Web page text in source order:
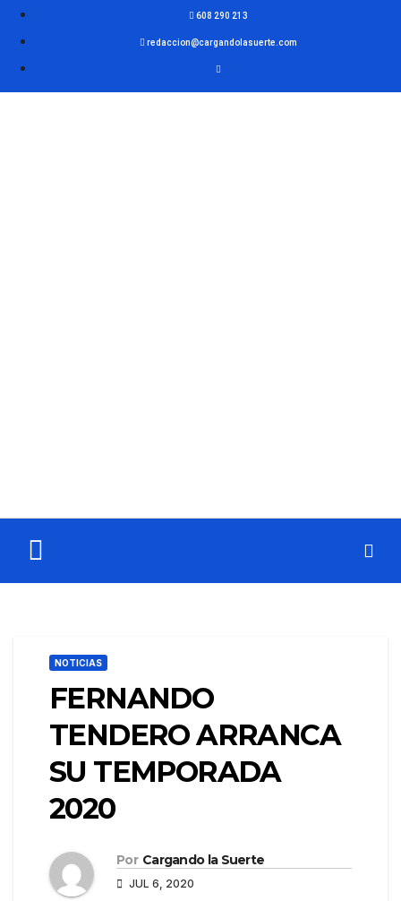
608 290 213
redaccion@cargandolasuerte.com
NOTICIAS
FERNANDO
TENDERO ARRANCA
SU TEMPORADA
2020
Por Cargando la Suerte
JUL 6, 2020